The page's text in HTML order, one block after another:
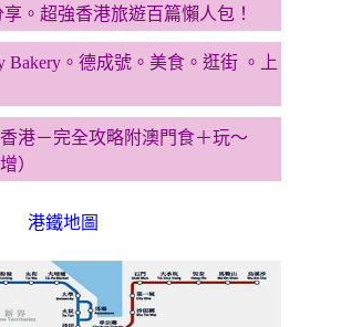
。超強香港旅遊百篇懶人包！
Bakery。德成號。美食。逛街 。上
港－完全攻略附澳門食＋玩～
）
港鐵地圖